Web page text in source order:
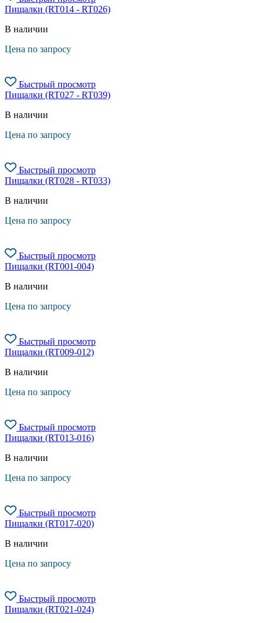
Пищалки (RT014 - RT026)
В наличии
Цена по запросу
Быстрый просмотр
Пищалки (RT027 - RT039)
В наличии
Цена по запросу
Быстрый просмотр
Пищалки (RT028 - RT033)
В наличии
Цена по запросу
Быстрый просмотр
Пищалки (RT001-004)
В наличии
Цена по запросу
Быстрый просмотр
Пищалки (RT009-012)
В наличии
Цена по запросу
Быстрый просмотр
Пищалки (RT013-016)
В наличии
Цена по запросу
Быстрый просмотр
Пищалки (RT017-020)
В наличии
Цена по запросу
Быстрый просмотр
Пищалки (RT021-024)